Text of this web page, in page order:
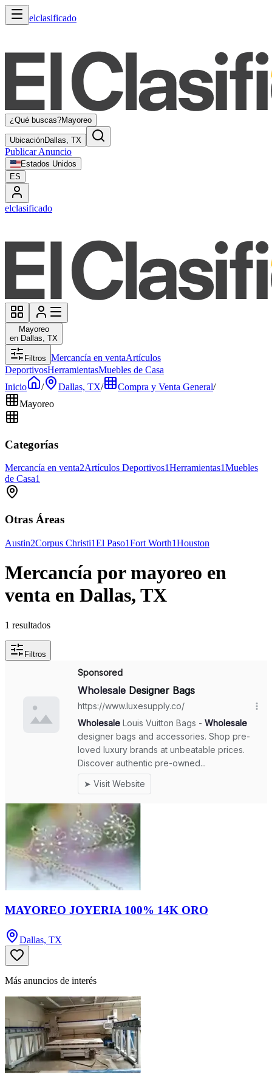
elclasificado
¿Qué buscas?Mayoreo
UbicaciónDallas, TX
Publicar Anuncio
Estados Unidos
ES
elclasificado
Mayoreo
en Dallas, TX
Filtros Mercancía en ventaArtículos
DeportivosHerramientasMuebles de Casa
Inicio
/ Dallas, TX/ Compra y Venta General/
Mayoreo
Categorías
Mercancía en venta2Artículos Deportivos1Herramientas1Muebles
de Casa1
Otras Áreas
Austin2Corpus Christi1El Paso1Fort Worth1Houston
Mercancía por mayoreo en
venta en Dallas, TX
1 resultados
Filtros
MAYOREO JOYERIA 100% 14K ORO
Dallas, TX
Más anuncios de interés